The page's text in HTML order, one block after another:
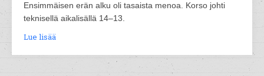
Ensimmäisen erän alku oli tasaista menoa. Korso johti
teknisellä aikalisällä 14–13.
Lue lisää